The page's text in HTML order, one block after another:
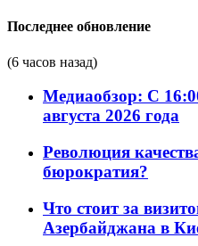
Последнее обновление
(6 часов назад)
Медиаобзор: С
августа 2026 года
Революция
бюрократия?
Что стоит за
Азербайджана в